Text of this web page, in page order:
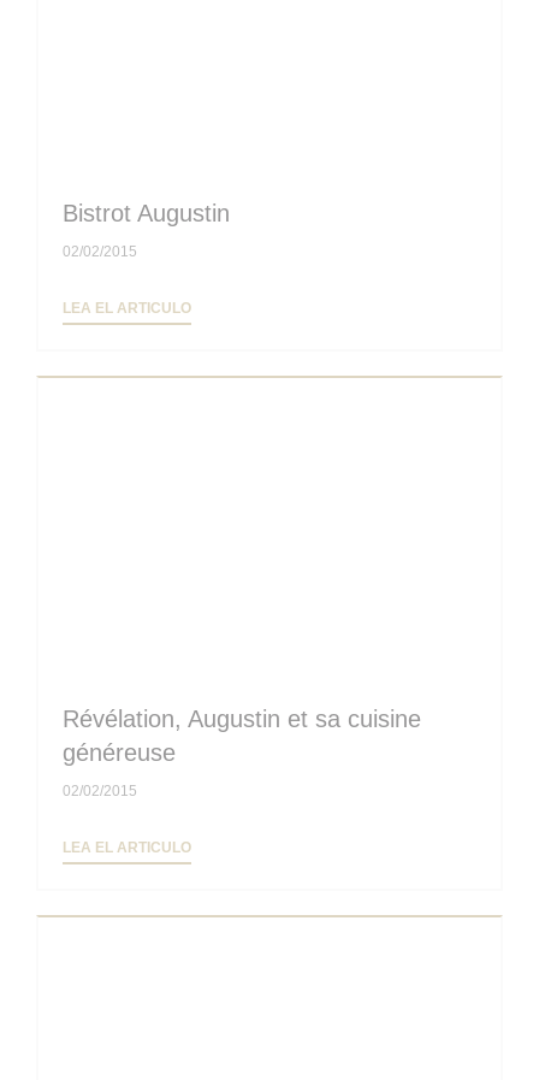
Bistrot Augustin
02/02/2015
LEA EL ARTICULO((ABRE EN UNA NUEVA VENTANA))
Révélation, Augustin et sa cuisine
généreuse
02/02/2015
LEA EL ARTICULO((ABRE EN UNA NUEVA VENTANA))